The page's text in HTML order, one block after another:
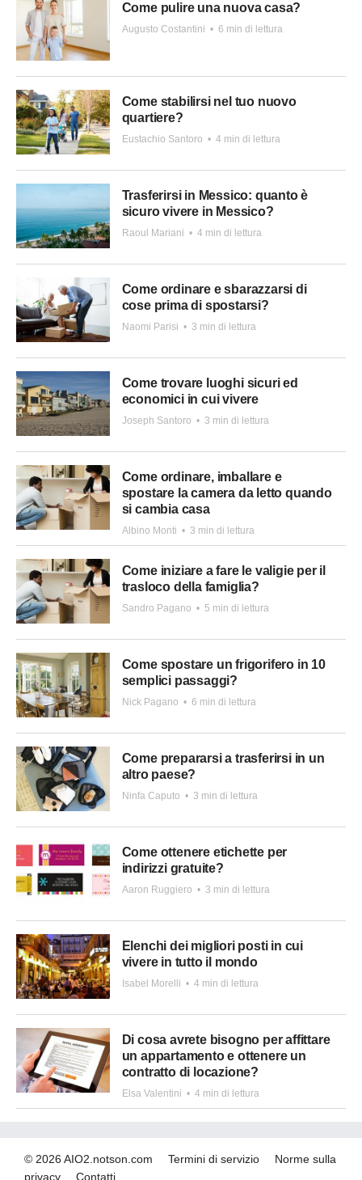
Come pulire una nuova casa?
Augusto Costantini • 6 min di lettura
Come stabilirsi nel tuo nuovo
quartiere?
Eustachio Santoro • 4 min di lettura
Trasferirsi in Messico: quanto è
sicuro vivere in Messico?
Raoul Mariani • 4 min di lettura
Come ordinare e sbarazzarsi di
cose prima di spostarsi?
Naomi Parisi • 3 min di lettura
Come trovare luoghi sicuri ed
economici in cui vivere
Joseph Santoro • 3 min di lettura
Come ordinare, imballare e
spostare la camera da letto quando
si cambia casa
Albino Monti • 3 min di lettura
Come iniziare a fare le valigie per il
trasloco della famiglia?
Sandro Pagano • 5 min di lettura
Come spostare un frigorifero in 10
semplici passaggi?
Nick Pagano • 6 min di lettura
Come prepararsi a trasferirsi in un
altro paese?
Ninfa Caputo • 3 min di lettura
Come ottenere etichette per
indirizzi gratuite?
Aaron Ruggiero • 3 min di lettura
Elenchi dei migliori posti in cui
vivere in tutto il mondo
Isabel Morelli • 4 min di lettura
Di cosa avrete bisogno per affittare
un appartamento e ottenere un
contratto di locazione?
Elsa Valentini • 4 min di lettura
© 2026 AIO2.notson.com Termini di servizio
Norme sulla
privacy
Contatti